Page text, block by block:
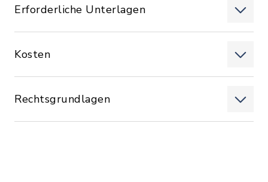
Erforderliche Unterlagen
Kosten
Rechtsgrundlagen